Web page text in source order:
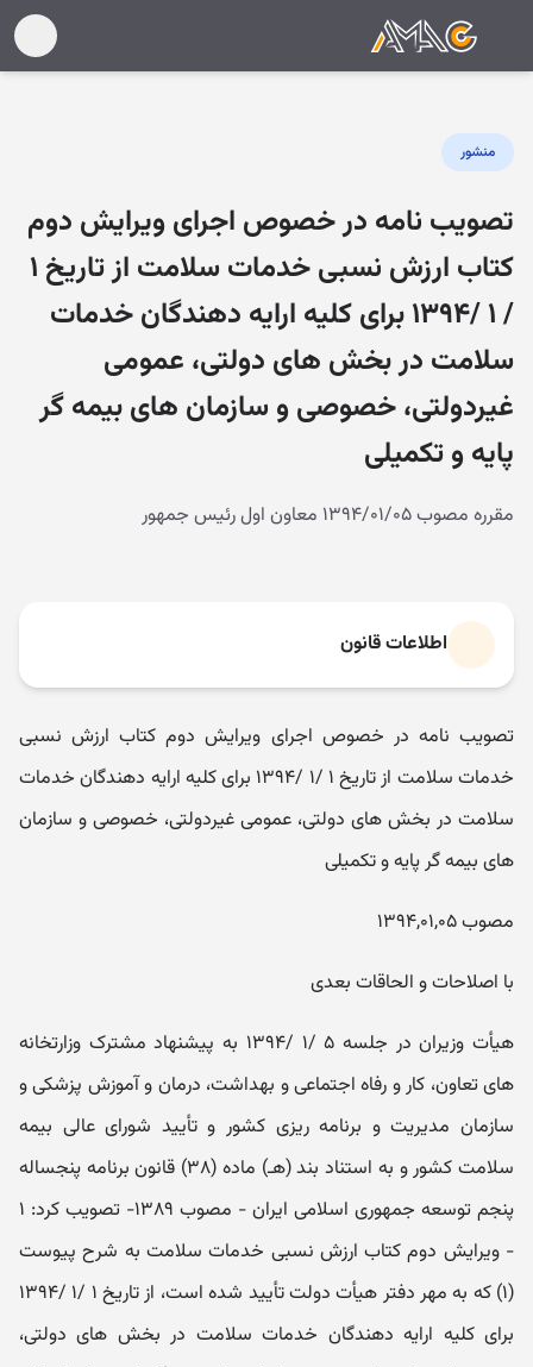
منشور
تصویب نامه در خصوص اجرای ویرایش دوم
کتاب ارزش نسبی خدمات سلامت از تاریخ ۱
/ ۱ /۱۳۹۴ برای کلیه ارایه دهندگان خدمات
سلامت در بخش های دولتی، عمومی
غیردولتی، خصوصی و سازمان های بیمه گر
پایه و تکمیلی
مقرره مصوب ۱۳۹۴/۰۱/۰۵ معاون اول رئیس جمهور
اطلاعات قانون
تصویب نامه در خصوص اجرای ویرایش دوم کتاب ارزش نسبی
خدمات سلامت از تاریخ ۱ /۱ /۱۳۹۴ برای کلیه ارایه دهندگان خدمات
سلامت در بخش های دولتی، عمومی غیردولتی، خصوصی و سازمان
های بیمه گر پایه و تکمیلی
مصوب ۱۳۹۴,۰۱,۰۵
با اصلاحات و الحاقات بعدی
هیأت وزیران در جلسه ۵ /۱ /۱۳۹۴ به پیشنهاد مشترک وزارتخانه
های تعاون، کار و رفاه اجتماعی و بهداشت، درمان و آموزش پزشکی و
سازمان مدیریت و برنامه ریزی کشور و تأیید شورای عالی بیمه
سلامت کشور و به استناد بند (هـ) ماده (۳۸) قانون برنامه پنجساله
پنجم توسعه جمهوری اسلامی ایران - مصوب ۱۳۸۹- تصویب کرد: ۱
- ویرایش دوم کتاب ارزش نسبی خدمات سلامت به شرح پیوست
(۱) که به مهر دفتر هیأت دولت تأیید شده است، از تاریخ ۱ /۱ /۱۳۹۴
برای کلیه ارایه دهندگان خدمات سلامت در بخش‌ های دولتی،